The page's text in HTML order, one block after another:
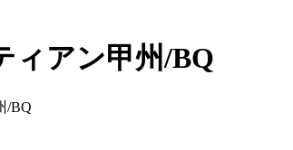
ィアン甲州/BQ